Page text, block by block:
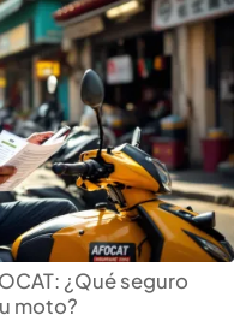
¿Qué seguro
moto?